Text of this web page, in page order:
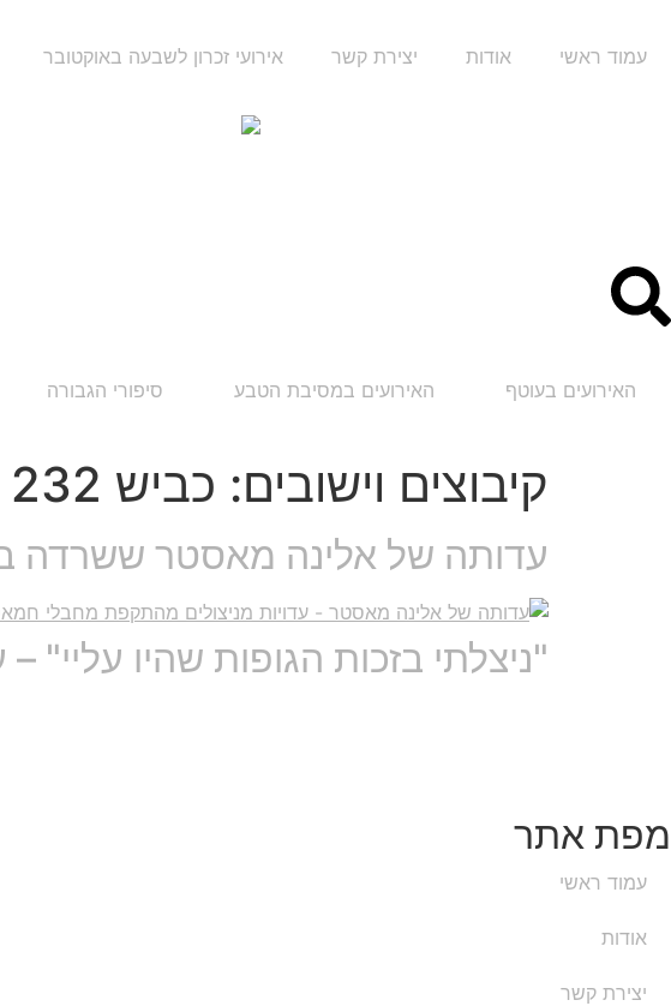
עמוד ראשי אודות יצירת קשר אירועי זכרון לשבעה באוקטובר
האירועים בעוטף האירועים במסיבת הטבע סיפורי הגבורה
קיבוצים וישובים: כביש 232
עדותה של אלינה מאסטר ששרדה
"ניצלתי בזכות הגופות שהיו עליי"
מפת אתר
עמוד ראשי
אודות
יצירת קשר